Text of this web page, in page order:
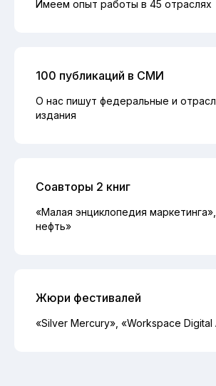
Имеем опыт работы в 45 отраслях
100 публикаций в СМИ
О нас пишут федеральные и
издания
Соавторы 2 книг
«Малая энциклопедия
нефть»
Жюри фестивалей
«Silver Mercury», «Workspace Digital